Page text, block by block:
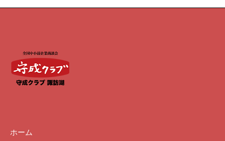
ホーム